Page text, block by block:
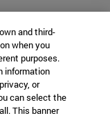
and third-
when you
purposes.
information
or
can select the
This banner